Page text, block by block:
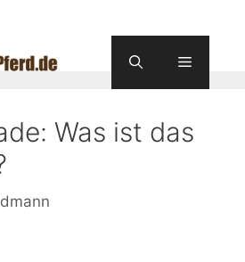
Menü
Was ist das